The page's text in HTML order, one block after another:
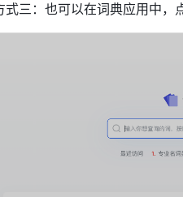
式三：也可以在词典应用中，